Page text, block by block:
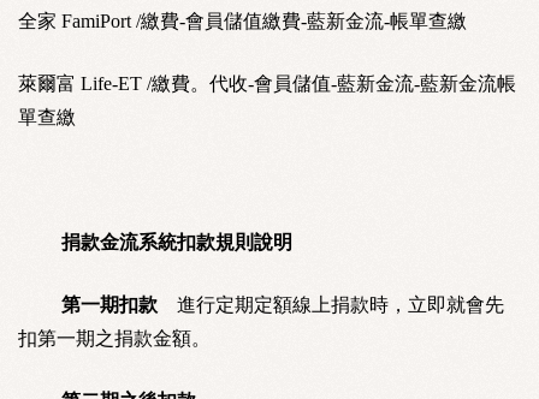
全家 FamiPort /繳費-會員儲值繳費-藍新金流-帳單查繳
萊爾富 Life-ET /繳費。代收-會員儲值-藍新金流-藍新金流帳
單查繳
捐款金流系統扣款規則說明
第一期扣款 進行定期定額線上捐款時，立即就會先
扣第一期之捐款金額。